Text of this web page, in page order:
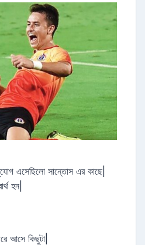
এসেছিলো সান্তোস এর কাছে|
হন|
আসে কিছুটা|